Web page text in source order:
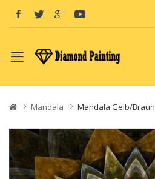
Mandala Mandala Gelb/braun